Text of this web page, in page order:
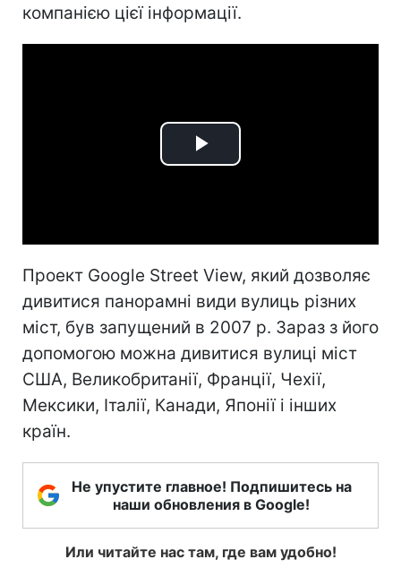
компанією цієї інформації.
Play
Проект Google Street View, який дозволяє
дивитися панорамні види вулиць різних
міст, був запущений в 2007 р. Зараз з його
допомогою можна дивитися вулиці міст
США, Великобританії, Франції, Чехії,
Мексики, Італії, Канади, Японії і інших
країн.
Не упустите главное! Подпишитесь на
наши обновления в Google!
Или читайте нас там, где вам удобно!